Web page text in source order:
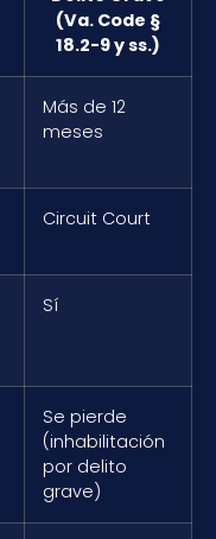
(Va. Code §
18.2-9 y ss.)
Más de 12
meses
Circuit Court
Sí
Se pierde
(inhabilitación
por delito
grave)